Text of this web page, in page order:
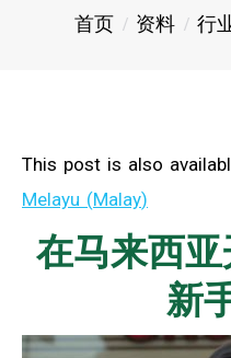
您在这里：
首页 资料 行
This post is also
Melayu (Malay)
在马来西
新